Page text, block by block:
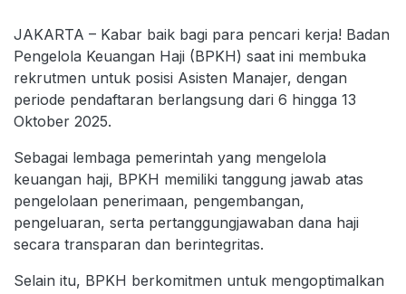
JAKARTA – Kabar baik bagi para pencari kerja! Badan
Pengelola Keuangan Haji (BPKH) saat ini membuka
rekrutmen untuk posisi Asisten Manajer, dengan
periode pendaftaran berlangsung dari 6 hingga 13
Oktober 2025.
Sebagai lembaga pemerintah yang mengelola
keuangan haji, BPKH memiliki tanggung jawab atas
pengelolaan penerimaan, pengembangan,
pengeluaran, serta pertanggungjawaban dana haji
secara transparan dan berintegritas.
Selain itu, BPKH berkomitmen untuk mengoptimalkan